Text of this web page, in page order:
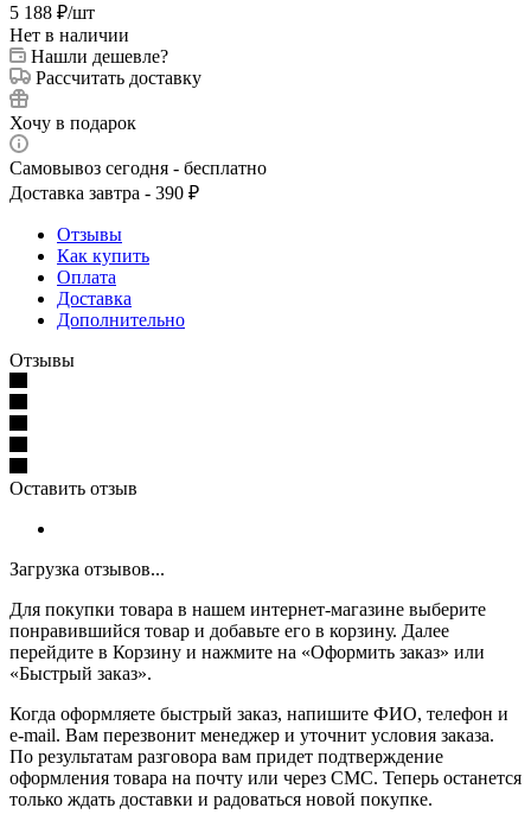
5 188 ₽/шт
Нет в наличии
Нашли дешевле?
Рассчитать доставку
Хочу в подарок
Самовывоз сегодня - бесплатно
Доставка завтра - 390 ₽
Отзывы
Как купить
Оплата
Доставка
Дополнительно
Отзывы
Оставить отзыв
Загрузка отзывов...
Для покупки товара в нашем интернет-магазине выберите
понравившийся товар и добавьте его в корзину. Далее
перейдите в Корзину и нажмите на «Оформить заказ» или
«Быстрый заказ».
Когда оформляете быстрый заказ, напишите ФИО, телефон и
e-mail. Вам перезвонит менеджер и уточнит условия заказа.
По результатам разговора вам придет подтверждение
оформления товара на почту или через СМС. Теперь останется
только ждать доставки и радоваться новой покупке.